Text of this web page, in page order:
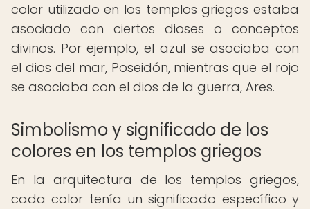
color utilizado en los templos griegos estaba
asociado con ciertos dioses o conceptos
divinos. Por ejemplo, el azul se asociaba con
el dios del mar, Poseidón, mientras que el rojo
se asociaba con el dios de la guerra, Ares.
Simbolismo y significado de los
colores en los templos griegos
En la arquitectura de los templos griegos,
cada color tenía un significado específico y